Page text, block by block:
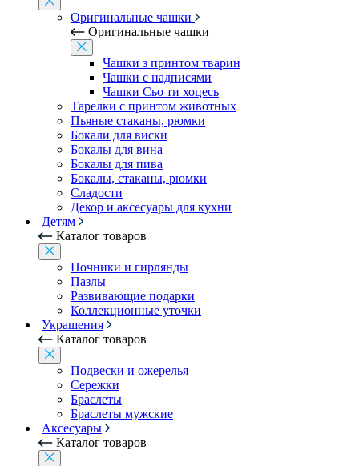
Оригинальные чашки
Оригинальные чашки
Чашки з принтом тварин
Чашки с надписями
Чашки Сьо ти хоцесь
Тарелки с принтом животных
Пьяные стаканы, рюмки
Бокали для виски
Бокалы для вина
Бокалы для пива
Бокалы, стаканы, рюмки
Сладости
Декор и аксесуары для кухни
Детям
Каталог товаров
Ночники и гирлянды
Пазлы
Развивающие подарки
Коллекционные уточки
Украшения
Каталог товаров
Подвески и ожерелья
Сережки
Браслеты
Браслеты мужские
Аксесуары
Каталог товаров